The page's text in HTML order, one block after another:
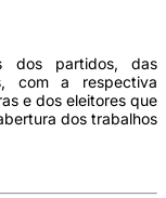
dos partidos, das
com a respectiva
e dos eleitores que
dos trabalhos